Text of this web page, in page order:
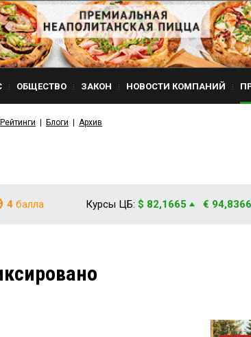
ОБЩЕСТВО ЗАКОН НОВОСТИ КОМПАНИЙ
Рейтинги Блоги Архив
4 балла Курсы ЦБ: $ 82,1665 € 94,8366